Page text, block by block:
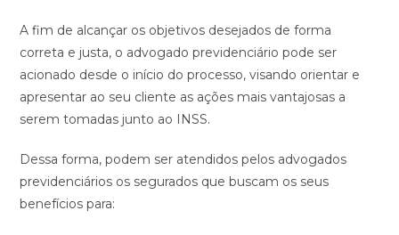
A fim de alcançar os objetivos desejados de forma
correta e justa, o advogado previdenciário pode ser
acionado desde o início do processo, visando orientar e
apresentar ao seu cliente as ações mais vantajosas a
serem tomadas junto ao INSS.
Dessa forma, podem ser atendidos pelos advogados
previdenciários os segurados que buscam os seus
benefícios para: